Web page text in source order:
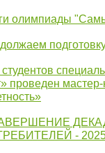
олимпиады
проведен
-